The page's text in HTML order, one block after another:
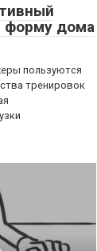
форму дома
пользуются
тренировок